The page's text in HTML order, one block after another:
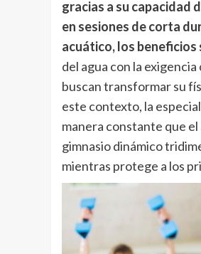
gracias a su capacidad
en sesiones de corta
acuático, los
del agua con la
buscan transformar su
este contexto, la
manera constante que el
gimnasio dinámico
mientras protege a los